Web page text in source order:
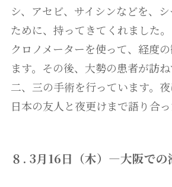
シ、アセビ、サイシンなどを、
ために、持ってきてくれました。
クロノメーターを使って、経度
ます。その後、大勢の患者が訪ね
二、三の手術を行っています。
日本の友人と夜更けまで語り合っ
８. 3月16日（木）―大阪での